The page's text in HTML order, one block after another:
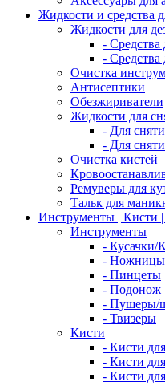
Жидкости и средства
Жидкости для
- Средства
- Средства
Очистка
Антисептики
Обезжириватели
Жидкости для
- Для
- Для
Очистка кистей
Ремуверы для
Тальк для
Инструменты | Кисти
Инструменты
- Кусачки/
- Ножницы
- Пинцеты
- Подонож
- Пушеры/
- Твизеры
Кисти
- Кисти
- Кисти
- Кисти